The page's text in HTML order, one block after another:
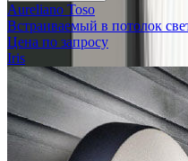
Aureliano Toso
Встраиваемый в потолок
Цена по запросу
Iris